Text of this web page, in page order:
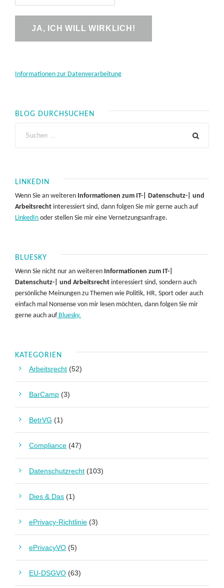
Informationen zur Datenverarbeitung
BLOG DURCHSUCHEN
LINKEDIN
Wenn Sie an weiteren Informationen zum IT-| Datenschutz-| und
Arbeitsrecht interessiert sind, dann folgen Sie mir gerne auch auf
LinkedIn oder stellen Sie mir eine Vernetzungsanfrage.
BLUESKY
Wenn Sie nicht nur an weiteren Informationen zum IT-|
Datenschutz-| und Arbeitsrecht interessiert sind, sondern auch
persönliche Meinungen zu Themen wie Politik, HR, Sport oder auch
einfach mal Nonsense von mir lesen möchten, dann folgen Sie mir
gerne auch aufBluesky.
KATEGORIEN
Arbeitsrecht (52)
BarCamp (3)
BetrVG (1)
Compliance (47)
Datenschutzrecht (103)
Dies & Das (1)
ePrivacy-Richtlinie (3)
ePrivacyVO (5)
EU-DSGVO (63)